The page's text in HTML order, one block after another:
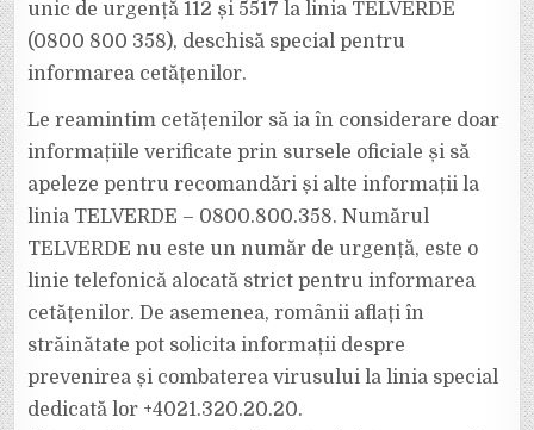
unic de urgență 112 și 5517 la linia TELVERDE
(0800 800 358), deschisă special pentru
informarea cetățenilor.
Le reamintim cetățenilor să ia în considerare doar
informațiile verificate prin sursele oficiale și să
apeleze pentru recomandări și alte informații la
linia TELVERDE – 0800.800.358. Numărul
TELVERDE nu este un număr de urgență, este o
linie telefonică alocată strict pentru informarea
cetățenilor. De asemenea, românii aflați în
străinătate pot solicita informații despre
prevenirea și combaterea virusului la linia special
dedicată lor +4021.320.20.20.